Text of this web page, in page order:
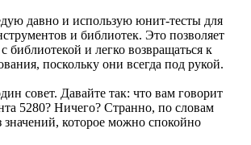
давно и использую юнит-тесты для
и библиотек. Это позволяет
библиотекой и легко возвращаться к
поскольку они всегда под рукой.
совет. Давайте так: что вам говорит
5280? Ничего? Странно, по словам
значений, которое можно спокойно